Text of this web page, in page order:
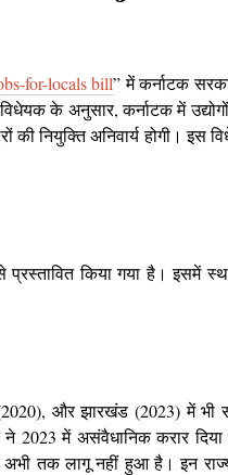
for-locals bill” में कर्नाटक
के अनुसार, कर्नाटक में
की नियुक्ति अनिवार्य होगी। इस
प्रस्तावित किया गया है। इसमें
और झारखंड (2023) में भी
2023 में असंवैधानिक करार दिया
अभी तक लागू नहीं हुआ है। इन